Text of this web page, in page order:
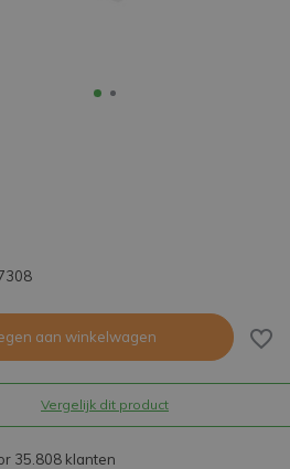
aan winkelwagen
Vergelijk dit product
35.808 klanten